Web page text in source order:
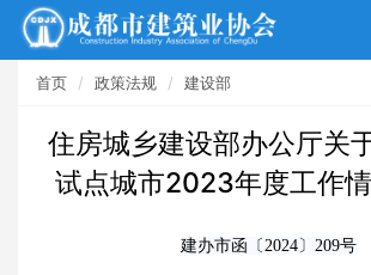
首页 政策法规 建设部
住房城乡建设部办公厅关
试点城市2023年度工作
建办市函〔2024〕209号